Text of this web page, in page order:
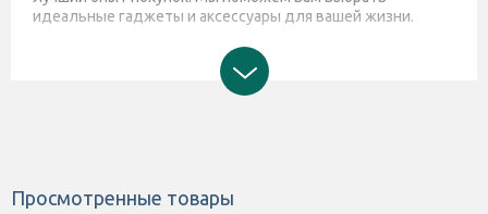
идеальные гаджеты и аксессуары для вашей жизни.
Просмотренные товары